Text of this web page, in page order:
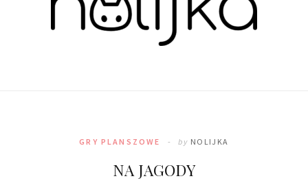
GRY PLANSZOWE by NOLIJKA
NA JAGODY